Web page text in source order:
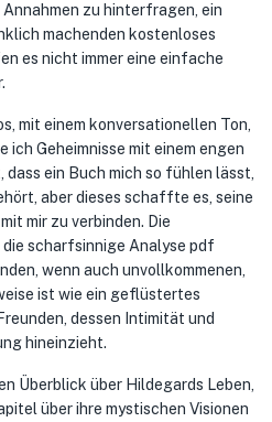
zu hinterfragen, ein
machenden kostenloses
es nicht immer eine einfache
mit einem konversationellen Ton,
ich Geheimnisse mit einem engen
ein Buch mich so fühlen lässt,
aber dieses schaffte es, seine
mir zu verbinden. Die
scharfsinnige Analyse pdf
wenn auch unvollkommenen,
ist wie ein geflüstertes
dessen Intimität und
hineinzieht.
Überblick über Hildegards Leben,
über ihre mystischen Visionen